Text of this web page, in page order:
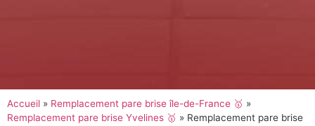
Accueil » Remplacement pare brise île-de-France 🥇 »
Remplacement pare brise Yvelines 🥇 » Remplacement pare brise